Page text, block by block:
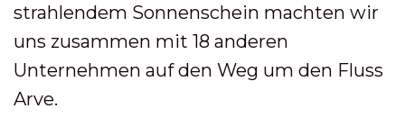
strahlendem Sonnenschein machten wir
uns zusammen mit 18 anderen
Unternehmen auf den Weg um den Fluss
Arve.